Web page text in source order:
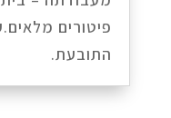
פיטורים
התובעת.